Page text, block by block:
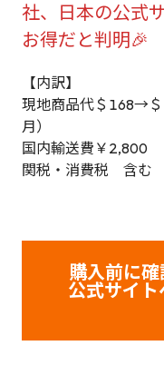
社、日本の公式
お得だと判明🎉
【内訳】
現地商品代＄168→
月）
国内輸送費￥2,800
関税・消費税 含む
購入前に
公式サイ